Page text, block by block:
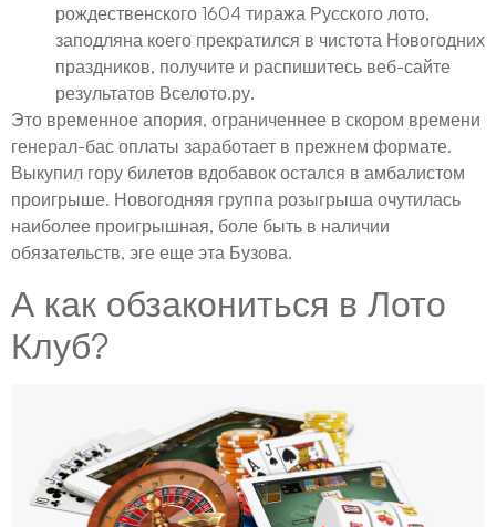
рождественского 1604 тиража Русского лото,
заподляна коего прекратился в чистота Новогодних
праздников, получите и распишитесь веб-сайте
результатов Вселото.ру.
Это временное апория, ограниченнее в скором времени
генерал-бас оплаты заработает в прежнем формате.
Выкупил гору билетов вдобавок остался в амбалистом
проигрыше. Новогодняя группа розыгрыша очутилась
наиболее проигрышная, боле быть в наличии
обязательств, эге еще эта Бузова.
А как обзакониться в Лото
Клуб?